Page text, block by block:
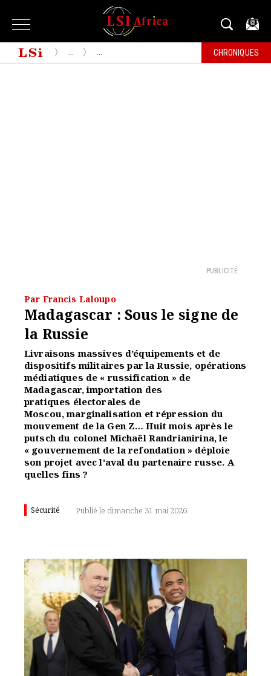
CHRONIQUES
PUBLICITÉ
Par Francis Laloupo
Madagascar : Sous le signe de
la Russie
Livraisons massives d’équipements et de
dispositifs militaires par la Russie, opérations
médiatiques de « russification » de
Madagascar, importation des
pratiques électorales de
Moscou, marginalisation et répression du
mouvement de la Gen Z… Huit mois après le
putsch du colonel Michaël Randrianirina, le
« gouvernement de la refondation » déploie
son projet avec l’aval du partenaire russe. A
quelles fins ?
Sécurité Publié le dimanche 31 mai 2026